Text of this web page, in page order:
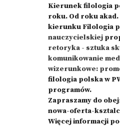
Kierunek filologia
roku. Od roku akad.
kierunku Filologia
nauczycielskiej
retoryka - sztuka
komunikowanie
wizerunkowe:
filologia polska w
programów.
Zapraszamy do
nowa-oferta-
Więcej informacji